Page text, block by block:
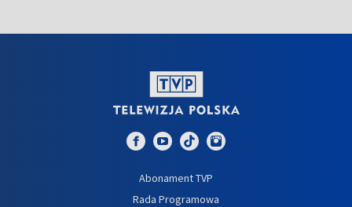
Abonament TVP
Rada Programowa